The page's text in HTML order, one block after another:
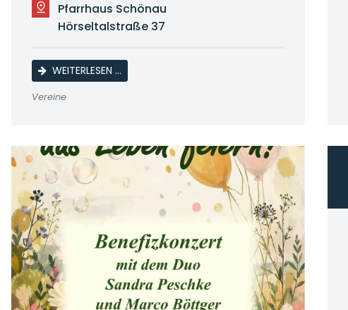
Pfarrhaus Schönau
Hörseltalstraße 37
WEITERLESEN …KINDERPROGRAMM MIT FLOHMARKT
Vereine